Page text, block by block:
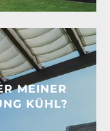
MEINER
KÜHL?